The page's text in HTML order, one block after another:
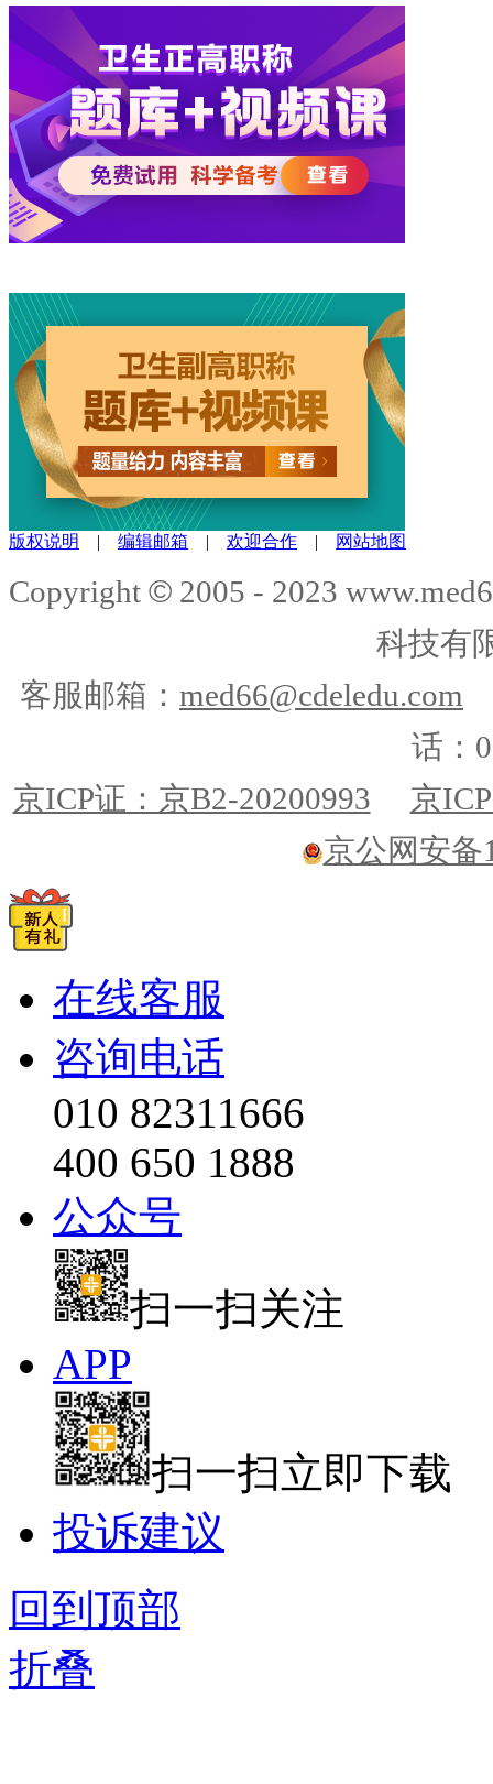
版权说明 | 编辑邮箱 | 欢迎合作 | 网站地图
Copyright © 2005 - 2023
科技有
客服邮箱： med66@cdeledu.com
话：
京ICP证：京B2-20200993
京
京公网安备
在线客服
咨询电话
010 82311666
400 650 1888
公众号
扫一扫关注
APP
扫一扫立即下载
投诉建议
回到顶部
折叠